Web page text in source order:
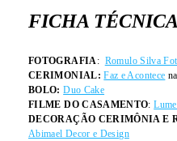
FICHA TÉCNICA
FOTOGRAFIA: Romulo Silva
CERIMONIAL:Faz e Acontece
BOLO:Duo Cake
FILME DO CASAMENTO:
DECORAÇÃO CERIMÔNIA E
Abimael Decor e Design